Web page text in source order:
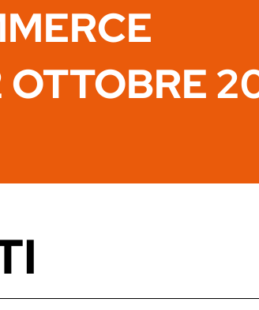
OTTOBRE